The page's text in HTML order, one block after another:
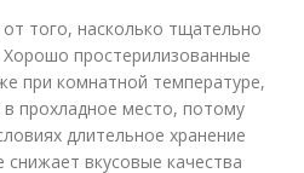
того, насколько тщательно
Хорошо простерилизованные
при комнатной температуре,
прохладное место, потому
длительное хранение
вкусовые качества